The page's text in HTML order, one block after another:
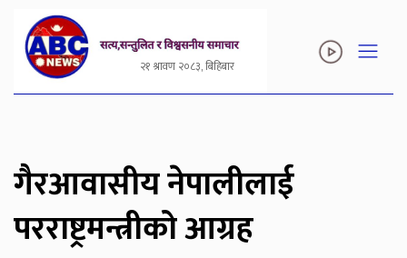
२१ श्रावण २०८३, बिहिबार
गैरआवासीय नेपालीलाई
परराष्ट्रमन्त्रीको आग्रह